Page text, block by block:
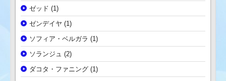
ゼッド (1)
ゼンデイヤ (1)
ソフィア・ベルガラ (1)
ソランジュ (2)
ダコタ・ファニング (1)